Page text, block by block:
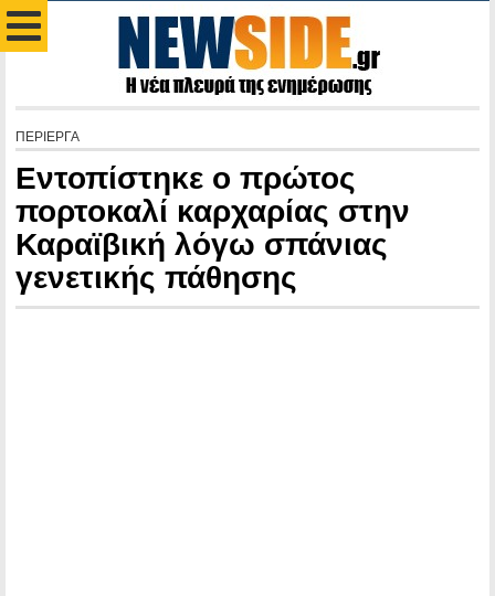
ΠΕΡΙΕΡΓΑ
Εντοπίστηκε ο πρώτος
πορτοκαλί καρχαρίας στην
Καραϊβική λόγω σπάνιας
γενετικής πάθησης